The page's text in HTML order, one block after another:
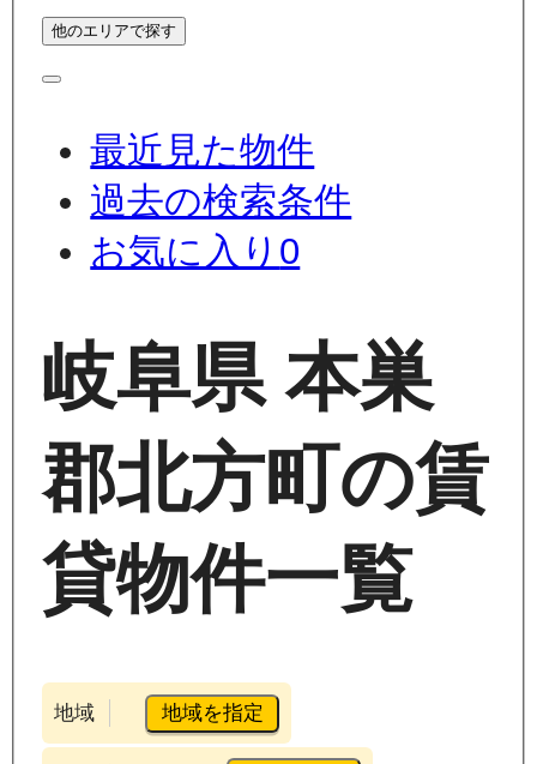
他のエリアで探す
最近見た物件
過去の検索条件
お気に入り 0
岐阜県 本巣
郡北方町の賃
貸物件一覧
地域 地域を指定